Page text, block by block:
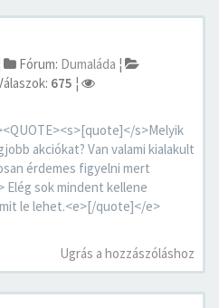
Fórum: Dumaláda ¦
675 ¦
s>Melyik
akciókat? Van valami kialakult
érdemes figyelni mert
sok mindent kellene
le lehet.<e>[/quote]</e>
Ugrás a hozzászóláshoz